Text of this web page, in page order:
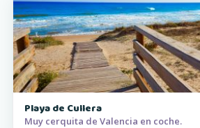
Playa de Cullera
Muy cerquita de Valencia en coche.